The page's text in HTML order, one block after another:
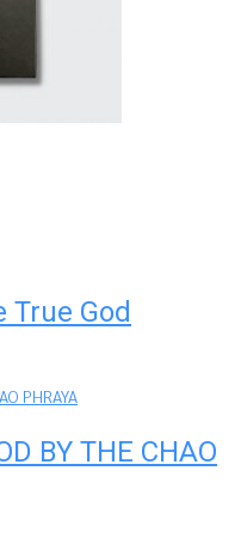
True God
BY THE CHAO